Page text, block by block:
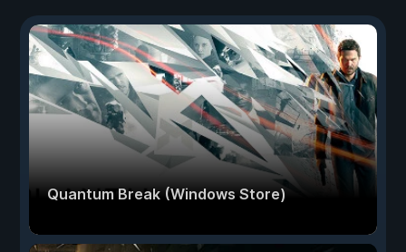
Quantum Break (Windows Store)